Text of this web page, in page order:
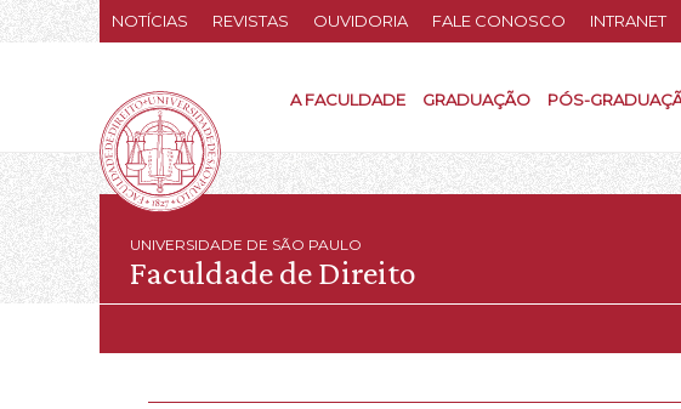
NOTÍCIAS REVISTAS OUVIDORIA FALE CONOSCO INTRANET
A FACULDADE GRADUAÇÃO PÓS-
UNIVERSIDADE DE SÃO PAULO
Faculdade de Direito